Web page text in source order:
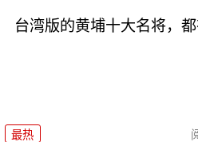
台湾版的黄埔十大名将，
最热